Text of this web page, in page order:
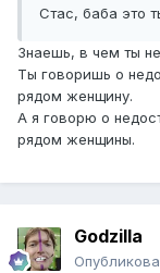
Стас, баба это
Знаешь, в чем ты
Ты говоришь о
рядом женщину.
А я говорю о
рядом женщины.
Godzilla